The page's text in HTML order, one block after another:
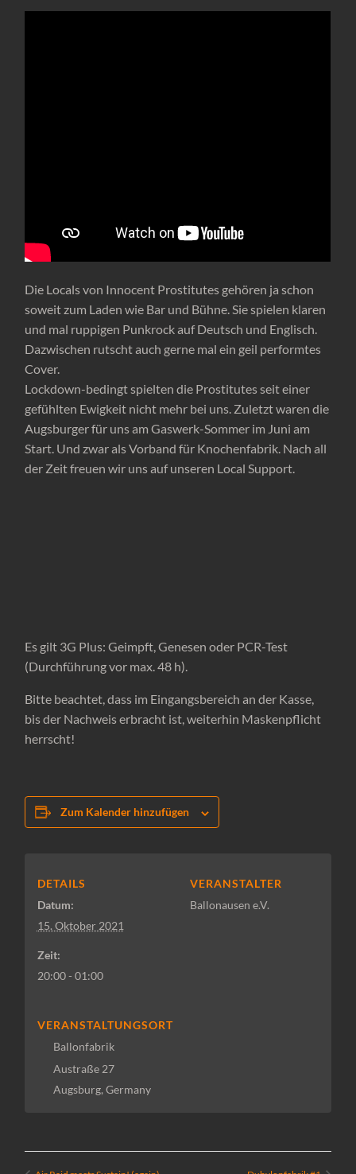
Die Locals von Innocent Prostitutes gehören ja schon
soweit zum Laden wie Bar und Bühne. Sie spielen klaren
und mal ruppigen Punkrock auf Deutsch und Englisch.
Dazwischen rutscht auch gerne mal ein geil performtes
Cover.
Lockdown-bedingt spielten die Prostitutes seit einer
gefühlten Ewigkeit nicht mehr bei uns. Zuletzt waren die
Augsburger für uns am Gaswerk-Sommer im Juni am
Start. Und zwar als Vorband für Knochenfabrik. Nach all
der Zeit freuen wir uns auf unseren Local Support.
Es gilt 3G Plus: Geimpft, Genesen oder PCR-Test
(Durchführung vor max. 48 h).
Bitte beachtet, dass im Eingangsbereich an der Kasse,
bis der Nachweis erbracht ist, weiterhin Maskenpflicht
herrscht!
Zum Kalender hinzufügen
DETAILS
Datum:
15. Oktober 2021
Zeit:
20:00 - 01:00
VERANSTALTUNGSORT
Ballonfabrik
Austraße 27
Augsburg,Germany
VERANSTALTER
Ballonausen e.V.